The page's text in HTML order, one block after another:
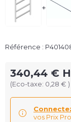
+
Référence :
340,44 €
(Eco-taxe: 0,28 € )
vos Prix